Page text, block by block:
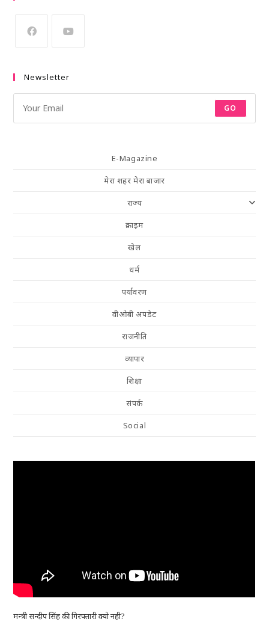
Newsletter
GO
E-Magazine
मेरा शहर मेरा बाजार
राज्य
क्राइम
खेल
धर्म
पर्यावरण
वीओबी अपडेट
राजनीति
व्यापार
शिक्षा
संपर्क
Social
मन्त्री सन्दीप सिंह की गिरफ्तारी क्यो नही?